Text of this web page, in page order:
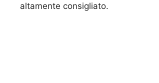
altamente consigliato.